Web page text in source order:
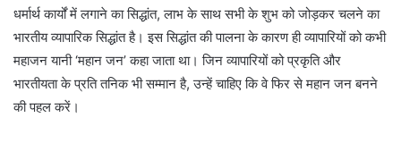
धर्मार्थ कार्यों में लगाने का सिद्धांत, लाभ के साथ सभी के शुभ को जोड़कर चलने का
भारतीय व्यापारिक सिद्धांत है। इस सिद्धांत की पालना के कारण ही व्यापारियों को कभी
महाजन यानी ‘महान जन’ कहा जाता था। जिन व्यापारियों को प्रकृति और
भारतीयता के प्रति तनिक भी सम्मान है, उन्हें चाहिए कि वे फिर से महान जन बनने
की पहल करें।